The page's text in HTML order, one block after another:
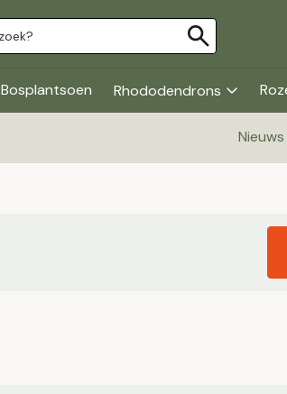
Bosplantsoen Rhododendrons
Nieuws